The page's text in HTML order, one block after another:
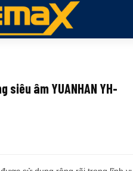
siêu âm YUANHAN YH-